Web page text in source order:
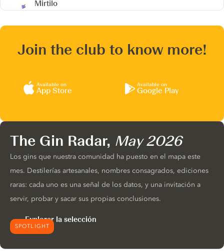
Mirtilo
Join the club to know more!
Available on
App Store
Available on
Google Play
SPOTLIGHT
The Gin Radar, May 2026
Los gins que nuestra comunidad ha puesto en el mapa este
mes. Destilerías artesanales, nombres consagrados, ediciones
raras: cada uno es una señal de los datos, y una invitación a
servir, probar y sacar sus propias conclusiones.
Explorar la selección